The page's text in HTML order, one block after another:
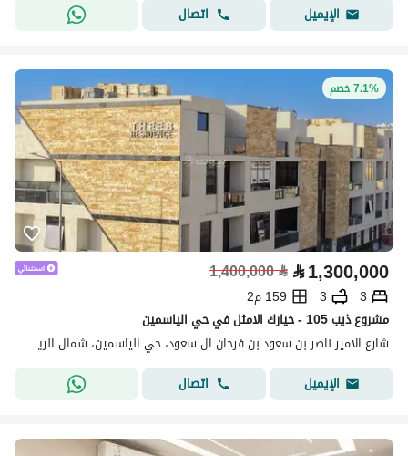
الإيميل
اتصال
7.1% خصم
⃁1,300,000
⃁
1,400,000
3
3
159 م2
مشروع ذيب 105 - خيارك الامثل في حي الياسمين
شارع الامير ناصر بن سعود بن فرحان ال سعود، حي الياسمين، شمال الرياض، الرياض
الإيميل
اتصال